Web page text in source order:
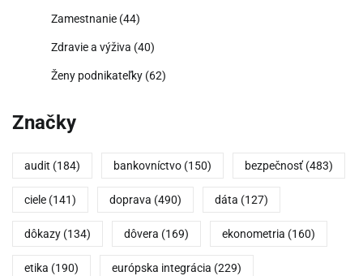
Zamestnanie (44)
Zdravie a výživa (40)
Ženy podnikateľky (62)
Značky
audit (184) bankovníctvo (150) bezpečnosť (483)
ciele (141) doprava (490) dáta (127)
dôkazy (134) dôvera (169) ekonometria (160)
etika (190) európska integrácia (229)